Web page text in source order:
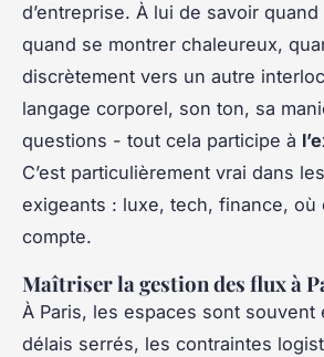
d’entreprise. À lui de savoir
quand se montrer chaleureux,
discrètement vers un autre
langage corporel, son ton, sa
questions - tout cela participe à
C’est particulièrement vrai dans
exigeants : luxe, tech, finance, où
compte.
Maîtriser la gestion des flux à
À Paris, les espaces sont souvent
délais serrés, les contraintes